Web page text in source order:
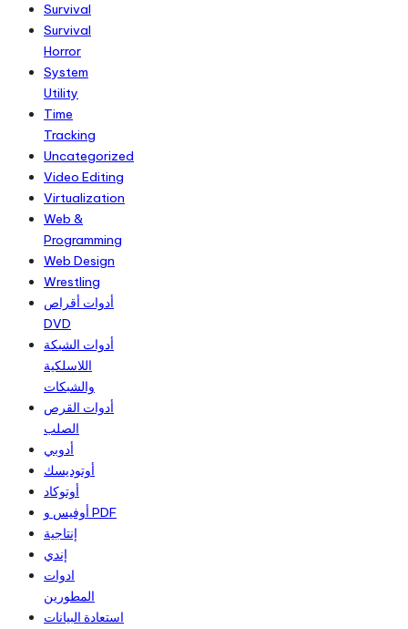
Survival
Survival
Horror
System
Utility
Time
Tracking
Uncategorized
Video Editing
Virtualization
Web &
Programming
Web Design
Wrestling
أدوات أقراص
DVD
أدوات الشبكة
اللاسلكية
والشبكات
أدوات القرص
الصلب
أدوبي
أوتوديسك
أوتوكاد
أوفيس و PDF
إنتاجية
إندي
ادوات
المطورين
استعادة البيانات